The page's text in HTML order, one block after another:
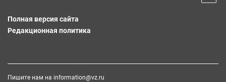
Полная версия сайта
Редакционная политика
Пишите нам на information@vz.ru